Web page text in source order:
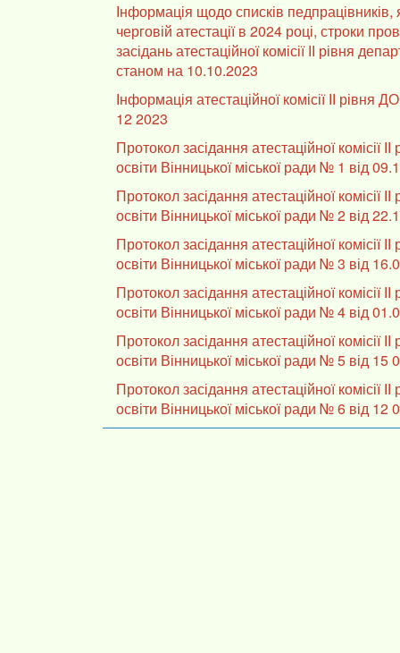
Інформація щодо списків педпрацівників,
черговій атестації в 2024 році, строки
засідань атестаційної комісії ІІ рівня
станом на 10.10.2023
Інформація атестаційної комісії ІІ
12 2023
Протокол засідання атестаційної комісії
освіти Вінницької міської ради № 1 від
Протокол засідання атестаційної комісії
освіти Вінницької міської ради № 2 від
Протокол засідання атестаційної комісії
освіти Вінницької міської ради № 3 від
Протокол засідання атестаційної комісії
освіти Вінницької міської ради № 4 від
Протокол засідання атестаційної комісії
освіти Вінницької міської ради № 5 від 15
Протокол засідання атестаційної комісії
освіти Вінницької міської ради № 6 від 12